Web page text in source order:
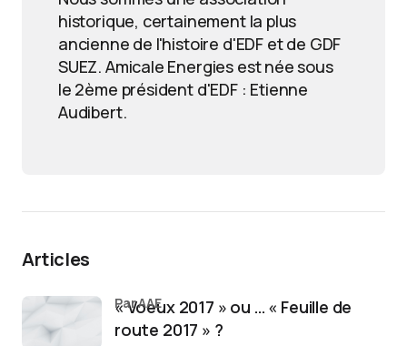
historique, certainement la plus
ancienne de l'histoire d'EDF et de GDF
SUEZ. Amicale Energies est née sous
le 2ème président d'EDF : Etienne
Audibert.
Articles
« Voeux 2017 » ou … « Feuille de
route 2017 » ?
par AAE